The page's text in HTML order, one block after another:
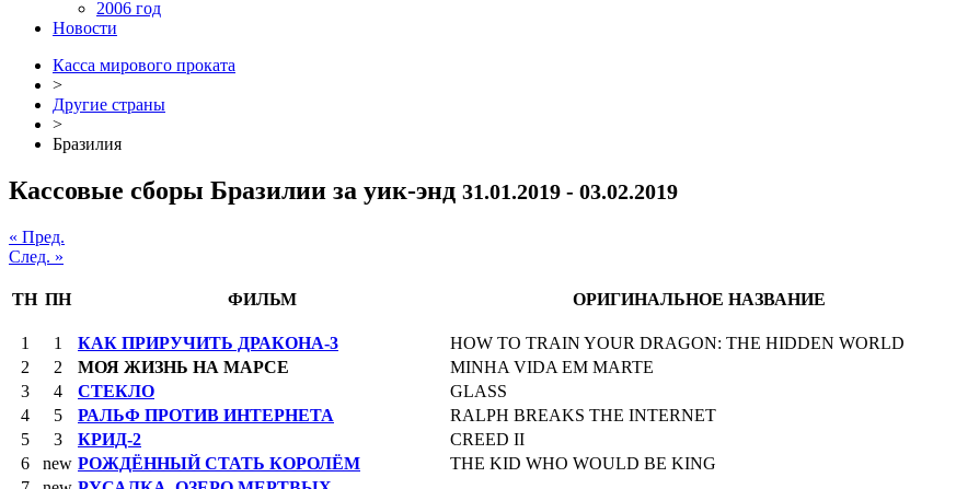
2006 год
Новости
Касса мирового проката
>
Другие страны
>
Бразилия
Кассовые сборы Бразилии за уик-энд 31.01.2019 - 03.02.2019
« Пред.
След. »
ТН ПН ФИЛЬМ ОРИГИНАЛЬНОЕ НАЗВАНИЕ
1 1 КАК ПРИРУЧИТЬ ДРАКОНА-3 HOW TO TRAIN YOUR DRAGON: THE HIDDEN WORLD
2
2 МОЯ ЖИЗНЬ НА МАРСЕ MINHA VIDA EM MARTE
3
4 СТЕКЛО GLASS
4
5 РАЛЬФ ПРОТИВ ИНТЕРНЕТА RALPH BREAKS THE INTERNET
5
3 КРИД-2 CREED II
6
new РОЖДЁННЫЙ СТАТЬ КОРОЛЁМ THE KID WHO WOULD BE KING